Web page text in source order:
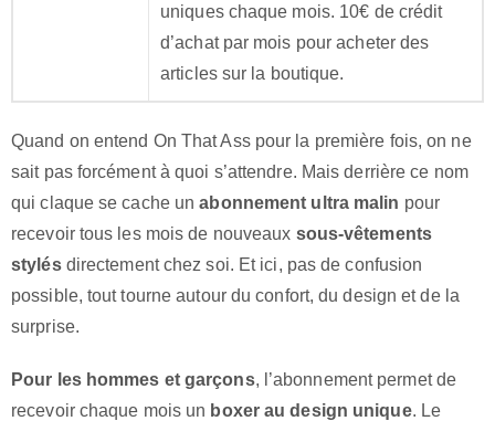
uniques chaque mois. 10€ de crédit
d’achat par mois pour acheter des
articles sur la boutique.
Quand on entend On That Ass pour la première fois, on ne
sait pas forcément à quoi s’attendre. Mais derrière ce nom
qui claque se cache unabonnement ultra malin pour
recevoir tous les mois de nouveaux sous-vêtements
stylésdirectement chez soi. Et ici, pas de confusion
possible, tout tourne autour du confort, du design et de la
surprise.
Pour les hommes et garçons, l’abonnement permet de
recevoir chaque mois un boxer au design unique. Le